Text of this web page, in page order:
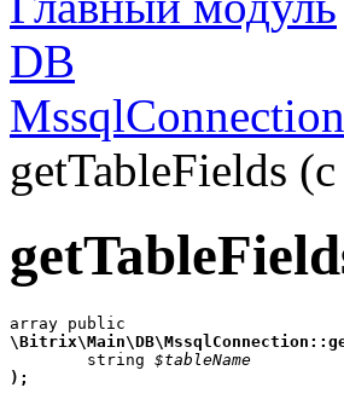
DB
MssqlConnection
getTableFields
array
string $tableName
);